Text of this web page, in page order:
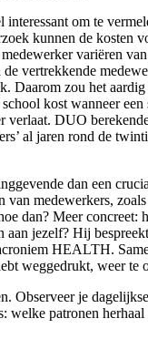
om te
kunnen de kosten
variëren
de vertrekkende
Daarom zou het
kost wanneer een
verlaat. DUO
al jaren rond de
dan een
van medewerkers,
dan? Meer concreet:
jezelf? Hij
HEALTH.
weggedrukt, weer te
Observeer je
welke patronen